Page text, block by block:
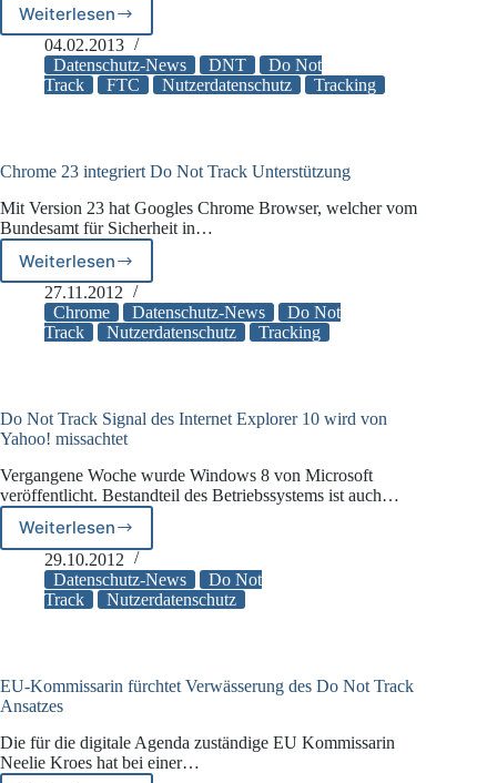
Weiterlesen
FTC
veröffentlicht
Forderungen
zum
Systemen
04.02.2013
Datenschutz-News
DNT
Do Not
Track
FTC Nutzerdatenschutz Tracking
Chrome 23 integriert Do Not Track Unterstützung
Mit Version 23 hat Googles Chrome Browser, welcher vom
Bundesamt für Sicherheit in…
Weiterlesen
Chrome
23
integriert
Do
27.11.2012
Chrome
Datenschutz-News
Do Not
Track
Nutzerdatenschutz Tracking
Do Not Track Signal des Internet Explorer 10 wird von
Yahoo! missachtet
Vergangene Woche wurde Windows 8 von Microsoft
veröffentlicht. Bestandteil des Betriebssystems ist auch…
Weiterlesen
Do
Not
Track
Signal
10
Yahoo!
missachtet
29.10.2012
Datenschutz-News
Do Not
Track
Nutzerdatenschutz
EU-Kommissarin fürchtet Verwässerung des Do Not Track
Ansatzes
Die für die digitale Agenda zuständige EU Kommissarin
Neelie Kroes hat bei einer…